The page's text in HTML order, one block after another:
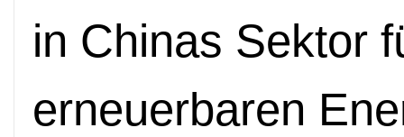
in Chinas Sektor
erneuerbaren